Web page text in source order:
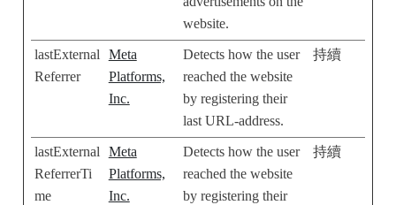
website.
lastExternal
Referrer
Meta
Platforms,
Inc.
Detects how the user
reached the website
by registering their
last URL-address.
持續
lastExternal
ReferrerTi
me
Meta
Platforms,
Inc.
Detects how the user
reached the website
by registering their
持續